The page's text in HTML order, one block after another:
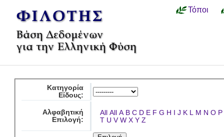
Τόποι
Κατηγορία
Είδους:
Αλφαβητική
Επιλογή:
All All A B C D E F G H I J K L M N O P
T U V W X Y Z